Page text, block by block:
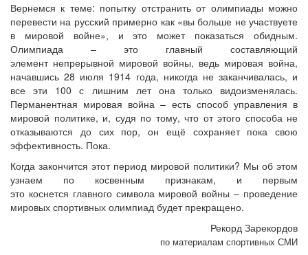
Вернемся к теме: попытку отстранить от олимпиады можно
перевести на русский примерно как «вы больше не участвуете
в мировой войне», и это может показаться обидным.
Олимпиада – это главный составляющий
элемент непрерывной мировой войны, ведь мировая война,
начавшись 28 июля 1914 года, никогда не заканчивалась, и
все эти 100 с лишним лет она только видоизменялась.
Перманентная мировая война – есть способ управления в
мировой политике, и, судя по тому, что от этого способа не
отказываются до сих пор, он ещё сохраняет пока свою
эффективность. Пока.
Когда закончится этот период мировой политики? Мы об этом
узнаем по косвенным признакам, и первым
это коснется главного символа мировой войны – проведение
мировых спортивных олимпиад будет прекращено.
Рекорд Зарекордов
по материалам спортивных СМИ